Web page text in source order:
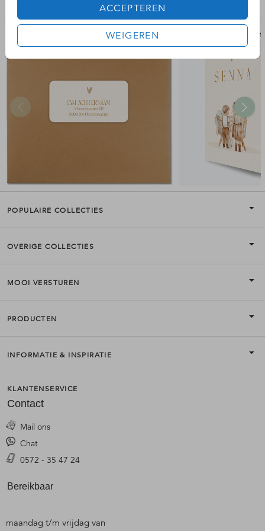
ACCEPTEREN
WEIGEREN
Bekijk de complete set
adresstickers
POPULAIRE COLLECTIES
OVERIGE COLLECTIES
MOOI VERSTUREN
PRODUCTEN
INFORMATIE & INSPIRATIE
KLANTENSERVICE
Contact
Mail ons
Chat
0572 - 35 47 24
Bereikbaar
maandag t/m vrijdag van